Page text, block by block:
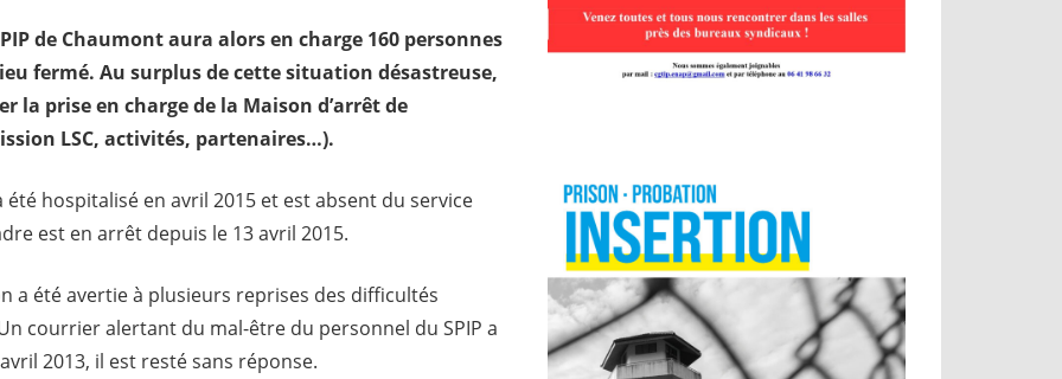
de Chaumont aura alors en charge 160 personnes
fermé. Au surplus de cette situation désastreuse,
la prise en charge de la Maison d’arrêt de
LSC, activités, partenaires…).
été hospitalisé en avril 2015 et est absent du service
est en arrêt depuis le 13 avril 2015.
a été avertie à plusieurs reprises des difficultés
courrier alertant du mal-être du personnel du SPIP a
2013, il est resté sans réponse.